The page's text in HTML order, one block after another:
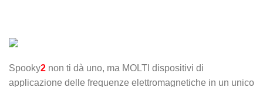
Spooky2 non ti dà uno, ma MOLTI dispositivi di
applicazione delle frequenze elettromagnetiche in un unico